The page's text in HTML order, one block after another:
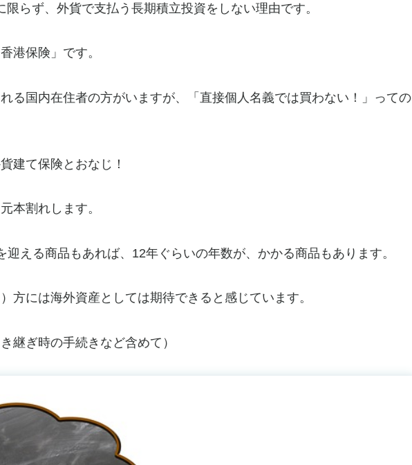
限らず、外貨で支払う長期積立投資をしない理由です。
港保険」です。
れる国内在住者の方がいますが、「直接個人名義では買わない！」っての
建て保険とおなじ！
本割れします。
迎える商品もあれば、12年ぐらいの年数が、かかる商品もあります。
方には海外資産としては期待できると感じています。
継ぎ時の手続きなど含めて）